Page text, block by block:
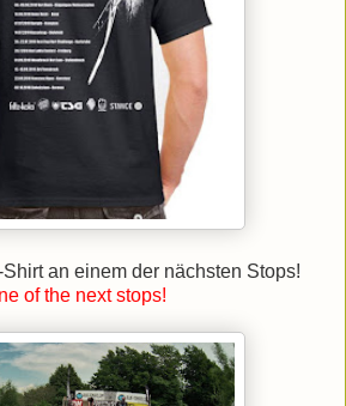
an einem der nächsten Stops!
of the next stops!